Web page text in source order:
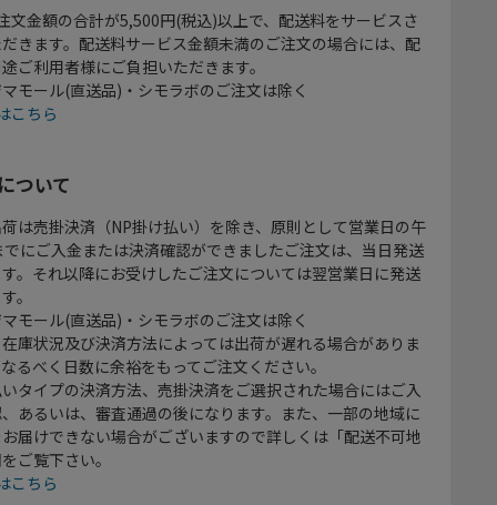
文金額の合計が5,500円(税込)以上で、配送料をサービスさ
きます。配送料サービス金額未満のご注文の場合には、配
ご利用者様にご負担いただきます。
モール(直送品)・シモラボのご注文は除く
こちら
ついて
は売掛決済（NP掛け払い）を除き、原則として営業日の午
にご入金または決済確認ができましたご注文は、当日発送
。それ以降にお受けしたご注文については翌営業日に発送
。
モール(直送品)・シモラボのご注文は除く
庫状況及び決済方法によっては出荷が遅れる場合がありま
るべく日数に余裕をもってご注文ください。
タイプの決済方法、売掛決済をご選択された場合にはご入
あるいは、審査通過の後になります。また、一部の地域に
届けできない場合がございますので詳しくは「配送不可地
ご覧下さい。
こちら